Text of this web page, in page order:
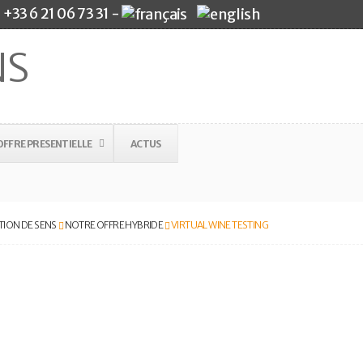
+33 6 21 06 73 31 -
PRESENTIELLE ACTUS
DE SENS NOTRE OFFRE HYBRIDE VIRTUAL WINE TESTING